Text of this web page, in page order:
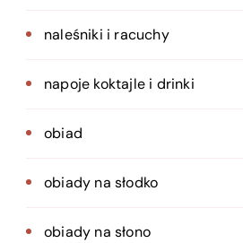
naleśniki i racuchy
napoje koktajle i drinki
obiad
obiady na słodko
obiady na słono